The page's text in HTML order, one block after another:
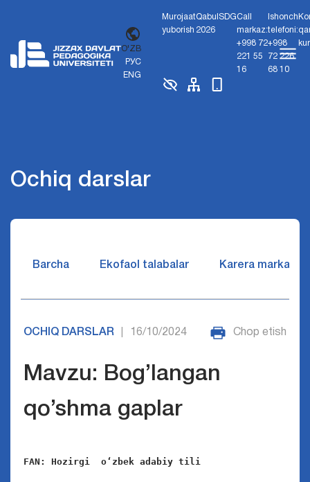
O'ZB
РУС
ENG
Murojaat
yuborish
Qabul
2026
SDGCall
markaz:
+998 72
221 55
16
Ishonch
telefoni:
+998
72 226
68 10
Ochiq darslar
Barcha Ekofaol talabalar Karera markazi
OCHIQ DARSLAR 16/10/2024 Chop etish
Mavzu: Bog’langan
qo’shma gaplar
FAN: Hozirgi  o‘zbek adabiy tili